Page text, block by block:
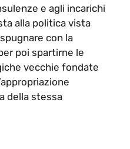
e agli incarichi
alla politica vista
con la
poi spartirne le
vecchie fondate
della stessa